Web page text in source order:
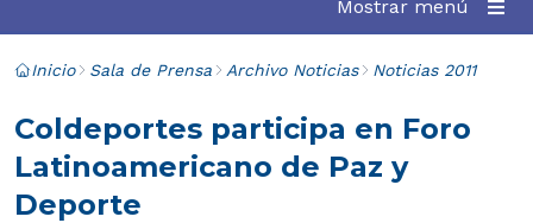
Mostrar menú
Inicio Sala de Prensa Archivo Noticias Noticias 2011
Coldeportes participa en Foro
Latinoamericano de Paz y
Deporte